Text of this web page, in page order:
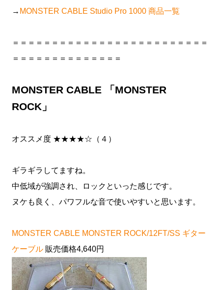
→ MONSTER CABLE Studio Pro 1000 商品一覧
＝＝＝＝＝＝＝＝＝＝＝＝＝＝＝＝＝＝＝＝＝＝＝＝＝
＝＝＝＝＝＝＝＝＝＝＝＝＝＝
MONSTER CABLE 「MONSTER
ROCK」
オススメ度 ★★★★☆（４）
ギラギラしてますね。
中低域が強調され、ロックといった感じです。
ヌケも良く、パワフルな音で使いやすいと思います。
MONSTER CABLE MONSTER ROCK/12FT/SS ギター
ケーブル 販売価格4,640円